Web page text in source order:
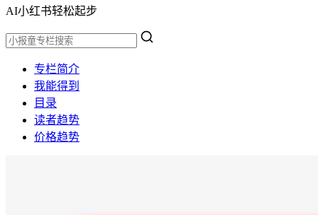
AI小红书轻松起步
专栏简介
我能得到
目录
读者趋势
价格趋势